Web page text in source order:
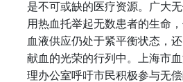
是不可或缺的医疗资源。广大
用热血托举起无数患者的生命
血液供应仍处于紧平衡状态，
献血的光荣的行列中。上海市
理办公室呼吁市民积极参与无